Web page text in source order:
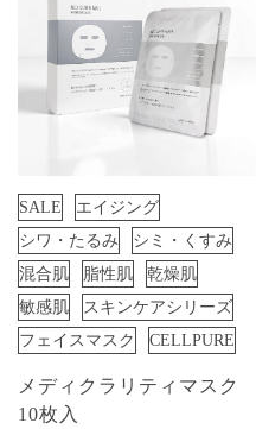
SALE
エイジング
シワ・たるみ
シミ・くすみ
混合肌
脂性肌
乾燥肌
敏感肌
スキンケアシリーズ
フェイスマスク
CELLPURE
メディクラリティマスク
10枚入